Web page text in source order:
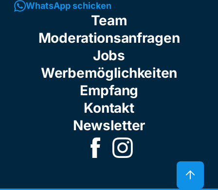
WhatsApp schicken
Team
Moderationsanfragen
Jobs
Werbemöglichkeiten
Empfang
Kontakt
Newsletter